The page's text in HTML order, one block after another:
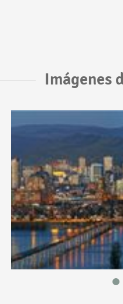
Imágenes